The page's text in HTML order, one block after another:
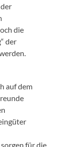
die
der
auf dem
für die